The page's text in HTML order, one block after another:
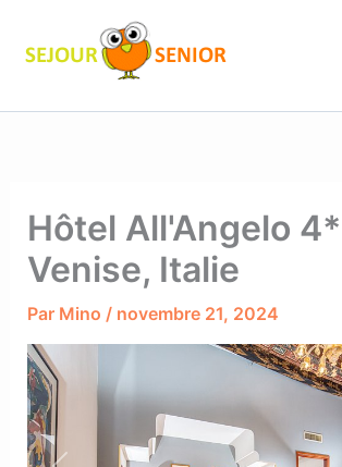
contenu
Hôtel All'Angelo 4* |
Venise, Italie
Par Mino / novembre 21, 2024